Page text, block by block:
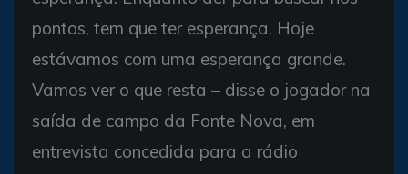
pontos, tem que ter esperança. Hoje
estávamos com uma esperança grande.
Vamos ver o que resta – disse o jogador na
saída de campo da Fonte Nova, em
entrevista concedida para a rádio